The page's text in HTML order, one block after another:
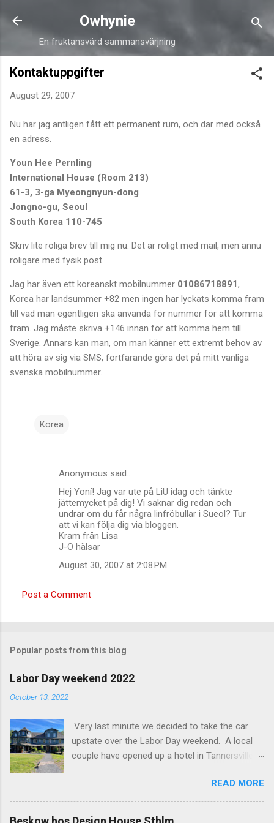
Skip to main content
Owhynie
En fruktansvärd sammansvärjning
Kontaktuppgifter
August 29, 2007
Nu har jag äntligen fått ett permanent rum, och där med också
en adress.
Youn Hee Pernling
International House (Room 213)
61-3, 3-ga Myeongnyun-dong
Jongno-gu, Seoul
South Korea 110-745
Skriv lite roliga brev till mig nu. Det är roligt med mail, men ännu
roligare med fysik post.
Jag har även ett koreanskt mobilnummer 01086718891,
Korea har landsummer +82 men ingen har lyckats komma fram
till vad man egentligen ska använda för nummer för att komma
fram. Jag måste skriva +146 innan för att komma hem till
Sverige. Annars kan man, om man känner ett extremt behov av
att höra av sig via SMS, fortfarande göra det på mitt vanliga
svenska mobilnummer.
Korea
s
Anonymous said…
Hej Yoní! Jag var ute på LiU idag och tänkte
jättemycket på dig! Vi saknar dig redan och
undrar om du får några linfröbullar i Sueol? Tur
att vi kan följa dig via bloggen.
Kram från Lisa
J-O hälsar
August 30, 2007 at 2:08 PM
Post a Comment
Popular posts from this blog
Labor Day weekend 2022
October 13, 2022
Very last minute we decided to take the car
upstate over the Labor Day weekend. A local
couple have opened up a hotel in Tannersville
Beautiful place, Hotel Lilien . I think we came up
round the first week they were open. The entire
hotel looks like it's picked from an interior
READ MORE